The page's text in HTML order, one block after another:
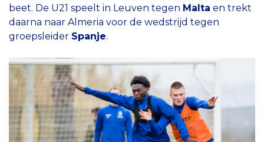
beet. De U21 speelt in Leuven tegen Malta en trekt
daarna naar Almeria voor de wedstrijd tegen
groepsleider Spanje.